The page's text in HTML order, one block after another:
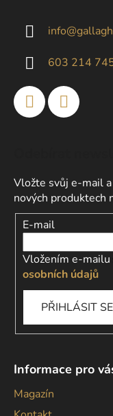
info@
603 214
Vložte svůj e-mail
nových produktech
E-mail
Vložením e-
osobních údajů
PŘIHLÁSIT SE
Informace pro
Magazín